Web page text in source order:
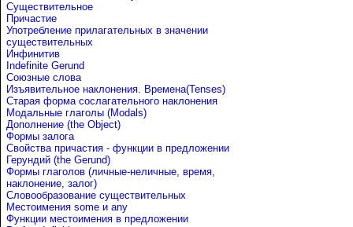
Существительное
Причастие
Употребление прилагательных в значении
существительных
Инфинитив
Indefinite Gerund
Союзные слова
Изъявительное наклонения. Времена(Tenses)
Старая форма сослагательного наклонения
Модальные глаголы (Modals)
Дополнение (the Object)
Формы залога
Свойства причастия - функции в предложении
Герундий (the Gerund)
Формы глаголов (личные-неличные, время,
наклонение, залог)
Словообразование существительных
Местоимения some и any
Функции местоимения в предложении